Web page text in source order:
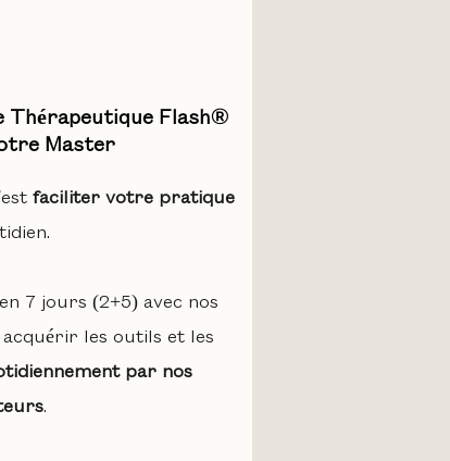
Flash®
Master
faciliter votre pratique
7 jours (2+5) avec nos
acquérir les outils et les
par nos
.